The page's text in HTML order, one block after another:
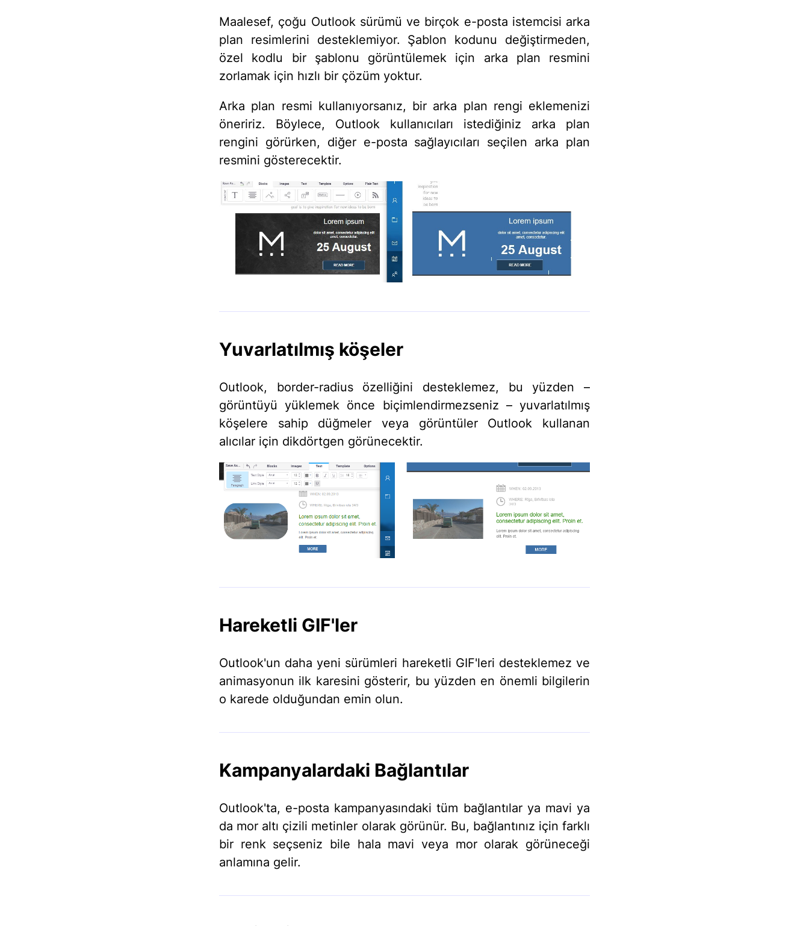
Maalesef, çoğu Outlook sürümü ve birçok e-posta istemcisi arka
plan resimlerini desteklemiyor. Şablon kodunu değiştirmeden,
özel kodlu bir şablonu görüntülemek için arka plan resmini
zorlamak için hızlı bir çözüm yoktur.
Arka plan resmi kullanıyorsanız, bir arka plan rengi eklemenizi
öneririz. Böylece, Outlook kullanıcıları istediğiniz arka plan
rengini görürken, diğer e-posta sağlayıcıları seçilen arka plan
resmini gösterecektir.
Yuvarlatılmış köşeler
Outlook, border-radius özelliğini desteklemez, bu yüzden –
görüntüyü yüklemek önce biçimlendirmezseniz – yuvarlatılmış
köşelere sahip düğmeler veya görüntüler Outlook kullanan
alıcılar için dikdörtgen görünecektir.
Hareketli GIF'ler
Outlook'un daha yeni sürümleri hareketli GIF'leri desteklemez ve
animasyonun ilk karesini gösterir, bu yüzden en önemli bilgilerin
o karede olduğundan emin olun.
Kampanyalardaki Bağlantılar
Outlook'ta, e-posta kampanyasındaki tüm bağlantılar ya mavi ya
da mor altı çizili metinler olarak görünür. Bu, bağlantınız için farklı
bir renk seçseniz bile hala mavi veya mor olarak görüneceği
anlamına gelir.